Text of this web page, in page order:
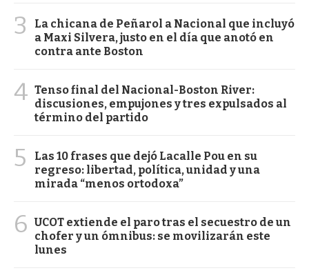
3
La chicana de Peñarol a Nacional que incluyó
a Maxi Silvera, justo en el día que anotó en
contra ante Boston
4 Tenso final del Nacional-Boston River:
discusiones, empujones y tres expulsados al
término del partido
5
Las 10 frases que dejó Lacalle Pou en su
regreso: libertad, política, unidad y una
mirada “menos ortodoxa”
6 UCOT extiende el paro tras el secuestro de un
chofer y un ómnibus: se movilizarán este
lunes